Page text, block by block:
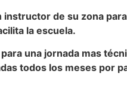
de su zona
la escuela.
una jornada mas
todos los meses por